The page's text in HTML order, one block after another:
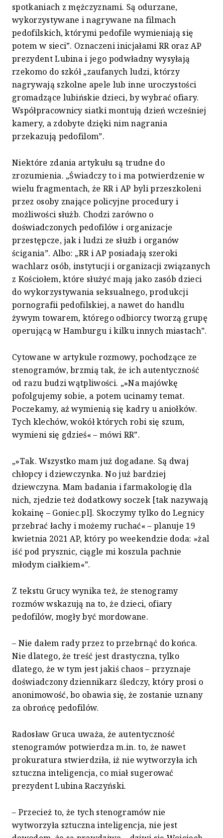
spotkaniach z mężczyznami. Są odurzane,
wykorzystywane i nagrywane na filmach
pedofilskich, którymi pedofile wymieniają się
potem w sieci”. Oznaczeni inicjałami RR oraz AP
prezydent Lubina i jego podwładny wysyłają
rzekomo do szkół „zaufanych ludzi, którzy
nagrywają szkolne apele lub inne uroczystości
gromadzące lubińskie dzieci, by wybrać ofiary.
Współpracownicy siatki montują dzień wcześniej
kamery, a zdobyte dzięki nim nagrania
przekazują pedofilom”.
Niektóre zdania artykułu są trudne do
zrozumienia. „Świadczy to i ma potwierdzenie w
wielu fragmentach, że RR i AP byli przeszkoleni
przez osoby znające policyjne procedury i
możliwości służb. Chodzi zarówno o
doświadczonych pedofilów i organizacje
przestępcze, jak i ludzi ze służb i organów
ścigania”. Albo: „RR i AP posiadają szeroki
wachlarz osób, instytucji i organizacji związanych
z Kościołem, które służyć mają jako zasób dzieci
do wykorzystywania seksualnego, produkcji
pornografii pedofilskiej, a nawet do handlu
żywym towarem, którego odbiorcy tworzą grupę
operującą w Hamburgu i kilku innych miastach”.
Cytowane w artykule rozmowy, pochodzące ze
stenogramów, brzmią tak, że ich autentyczność
od razu budzi wątpliwości. „»Na majówkę
pofolgujemy sobie, a potem ucinamy temat.
Poczekamy, aż wymienią się kadry u aniołków.
Tych klechów, wokół których robi się szum,
wymieni się gdzieś« – mówi RR”.
„»Tak. Wszystko mam już dogadane. Są dwaj
chłopcy i dziewczynka. No już bardziej
dziewczyna. Mam badania i farmakologię dla
nich, zjedzie też dodatkowy soczek [tak nazywają
kokainę – Goniec.pl]. Skoczymy tylko do Legnicy
przebrać łachy i możemy ruchać« – planuje 19
kwietnia 2021 AP, który po weekendzie doda: »żal
iść pod prysznic, ciągle mi koszula pachnie
młodym ciałkiem«”.
Z tekstu Grucy wynika też, że stenogramy
rozmów wskazują na to, że dzieci, ofiary
pedofilów, mogły być mordowane.
– Nie dałem rady przez to przebrnąć do końca.
Nie dlatego, że treść jest drastyczna, tylko
dlatego, że w tym jest jakiś chaos – przyznaje
doświadczony dziennikarz śledczy, który prosi o
anonimowość, bo obawia się, że zostanie uznany
za obrońcę pedofilów.
Radosław Gruca uważa, że autentyczność
stenogramów potwierdza m.in. to, że nawet
prokuratura stwierdziła, iż nie wytworzyła ich
sztuczna inteligencja, co miał sugerować
prezydent Lubina Raczyński.
– Przecież to, że tych stenogramów nie
wytworzyła sztuczna inteligencja, nie jest